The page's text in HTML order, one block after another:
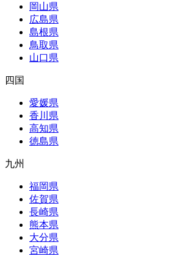
岡山県
広島県
島根県
鳥取県
山口県
四国
愛媛県
香川県
高知県
徳島県
九州
福岡県
佐賀県
長崎県
熊本県
大分県
宮崎県